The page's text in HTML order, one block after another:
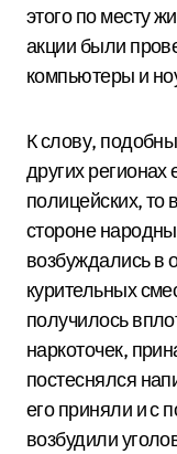
этого по месту
акции были
компьютеры и
К слову,
других
полицейских, то
стороне
возбуждались в
курительных
получилось
наркоточек,
постеснялся
его приняли и с
возбудили